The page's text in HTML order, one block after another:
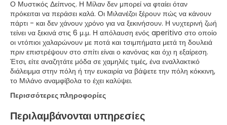
Ο Μυστικός Δείπνος. Η Μίλαν δεν μπορεί να φταίει όταν
πρόκειται να περάσει καλά. Οι Μιλανέζοι ξέρουν πώς να κάνουν
πάρτι - και δεν χάνουν χρόνο για να ξεκινήσουν. Η νυχτερινή ζωή
τείνει να ξεκινά στις 6 μ.μ. Η απόλαυση ενός aperitivo στο οποίο
οι ντόπιοι χαλαρώνουν με ποτά και τσιμπήματα μετά τη δουλειά
πριν επιστρέψουν στο σπίτι είναι ο κανόνας και όχι η εξαίρεση.
Έτσι, είτε αναζητάτε μόδα σε χαμηλές τιμές, ένα εναλλακτικό
διάλειμμα στην πόλη ή την ευκαιρία να βάψετε την πόλη κόκκινη,
το Μιλάνο αναμφίβολα το έχει καλύψει.
Περισσότερες πληροφορίες
Περιλαμβάνονται υπηρεσίες